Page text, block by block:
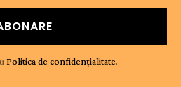
Politica de confidențialitate.